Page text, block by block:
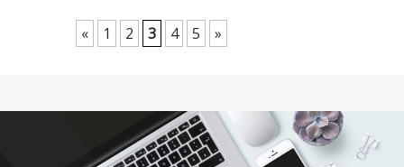
« 1 2 3 4 5 »